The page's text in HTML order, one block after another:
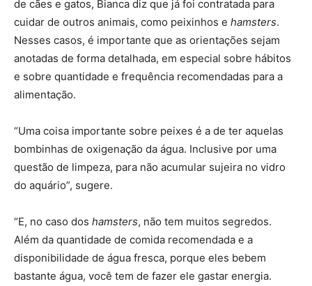
de cães e gatos, Bianca diz que já foi contratada para
cuidar de outros animais, como peixinhos e hamsters.
Nesses casos, é importante que as orientações sejam
anotadas de forma detalhada, em especial sobre hábitos
e sobre quantidade e frequência recomendadas para a
alimentação.
“Uma coisa importante sobre peixes é a de ter aquelas
bombinhas de oxigenação da água. Inclusive por uma
questão de limpeza, para não acumular sujeira no vidro
do aquário”, sugere.
“E, no caso dos hamsters, não tem muitos segredos.
Além da quantidade de comida recomendada e a
disponibilidade de água fresca, porque eles bebem
bastante água, você tem de fazer ele gastar energia.